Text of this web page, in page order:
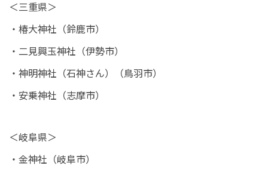
＜三重県＞
・椿大神社（鈴鹿市）
・二見興玉神社（伊勢市）
・神明神社（石神さん）（鳥羽市）
・安乗神社（志摩市）
＜岐阜県＞
・金神社（岐阜市）